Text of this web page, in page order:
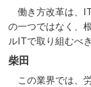
働き方改革は、
の一つではなく、
ルITで取り組むべ
柴田
この業界では、